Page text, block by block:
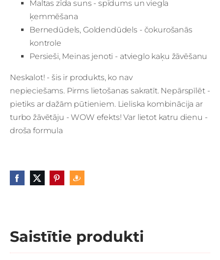
Maltas zīda suns - spīdums un viegla
ķemmēšana
Bernedūdels, Goldendūdels - čokurošanās
kontrole
Persieši, Meinas jenoti - atvieglo kaķu žāvēšanu
Neskalot! - šis ir produkts, ko nav
nepieciešams. Pirms lietošanas sakratīt. Nepārspīlēt -
pietiks ar dažām pūtieniem. Lieliska kombinācija ar
turbo žāvētāju - WOW efekts! Var lietot katru dienu -
droša formula
Saistītie produkti